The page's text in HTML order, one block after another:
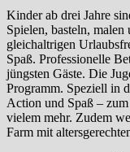
Kinder ab drei Jahre
Spielen, basteln,
gleichaltrigen
Spaß. Professionelle
jüngsten Gäste. Die
Programm. Speziell in
Action und Spaß –
vielem mehr. Zudem
Farm mit